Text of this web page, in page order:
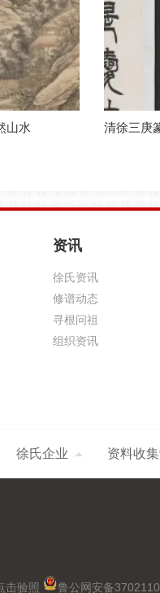
言联 清徐上赠
资讯
徐氏资讯
修谱动态
寻根问祖
组织资讯
徐氏企业 资料收集
击验照 鲁公网安备